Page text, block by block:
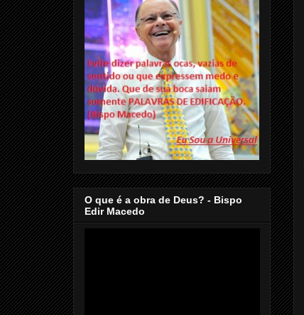
O que é a obra de Deus? - Bispo
Edir Macedo